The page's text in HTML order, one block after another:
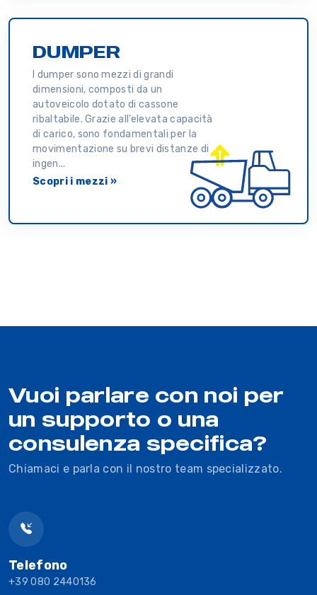
DUMPER
I dumper sono mezzi di grandi
dimensioni, composti da un
autoveicolo dotato di cassone
ribaltabile. Grazie all’elevata capacità
di carico, sono fondamentali per la
movimentazione su brevi distanze di
ingen...
Scopri i mezzi »
Vuoi parlare con noi per
un supporto o una
consulenza specifica?
Chiamaci e parla con il nostro team specializzato.
Telefono
+39 080 2440136